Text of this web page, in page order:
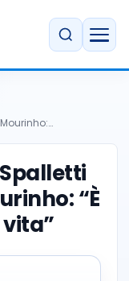
Spalletti
“È